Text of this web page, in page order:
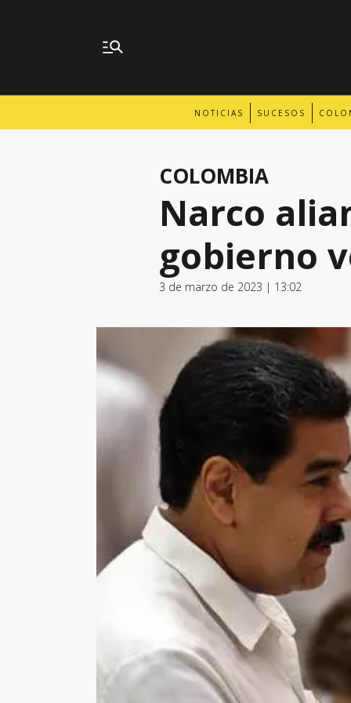
NOTICIAS SUCESOS
COLOMBIA
Narco
gobierno
3 de marzo de 2023 | 13:02